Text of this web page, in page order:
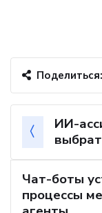
Поделиться:
ИИ-
Чат-боты
процессы